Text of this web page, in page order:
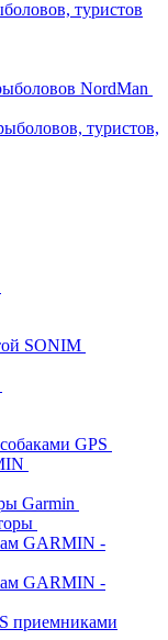
туристов
NordMan
туристов,
SONIM
GPS
Garmin
GARMIN -
GARMIN -
приемниками